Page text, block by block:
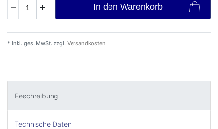
In den Warenkorb
* inkl. ges. MwSt. zzgl. Versandkosten
Beschreibung
Technische Daten